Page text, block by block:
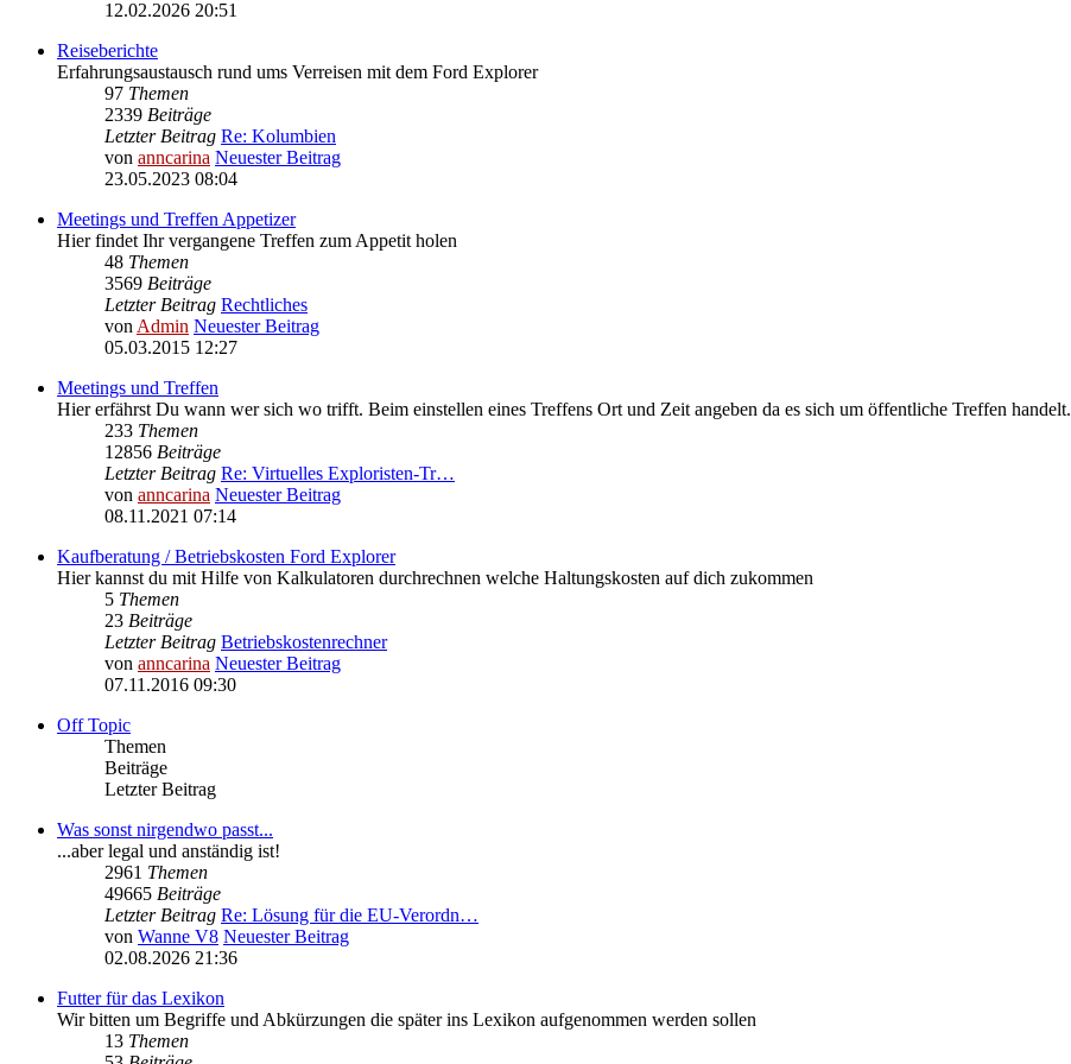
12.02.2026 20:51
Reiseberichte
Erfahrungsaustausch rund ums Verreisen mit dem Ford Explorer
97 Themen
2339 Beiträge
Letzter Beitrag Re: Kolumbien
von anncarina Neuester Beitrag
23.05.2023 08:04
Meetings und Treffen Appetizer
Hier findet Ihr vergangene Treffen zum Appetit holen
48 Themen
3569 Beiträge
Letzter Beitrag Rechtliches
vonAdmin Neuester Beitrag
05.03.2015 12:27
Meetings und Treffen
Hier erfährst Du wann wer sich wo trifft. Beim einstellen eines Treffens Ort und Zeit angeben da es sich um öffentliche Treffen handelt.
233 Themen
12856 Beiträge
Letzter Beitrag Re: Virtuelles Exploristen-Tr…
von anncarina Neuester Beitrag
08.11.2021 07:14
Kaufberatung / Betriebskosten Ford Explorer
Hier kannst du mit Hilfe von Kalkulatoren durchrechnen welche Haltungskosten auf dich zukommen
5 Themen
23 Beiträge
Letzter Beitrag Betriebskostenrechner
von anncarina Neuester Beitrag
07.11.2016 09:30
Off Topic
Themen
Beiträge
Letzter Beitrag
Was sonst nirgendwo passt...
...aber legal und anständig ist!
2961 Themen
49665 Beiträge
Letzter Beitrag Re: Lösung für die EU‑Verordn…
von Wanne V8 Neuester Beitrag
02.08.2026 21:36
Futter für das Lexikon
Wir bitten um Begriffe und Abkürzungen die später ins Lexikon aufgenommen werden sollen
13 Themen